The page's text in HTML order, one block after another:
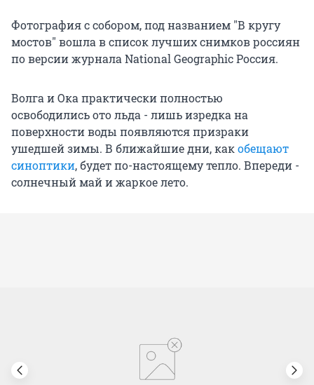
Фотография с собором, под названием "В кругу
мостов" вошла в список лучших снимков россиян
по версии журнала National Geographic Россия.
Волга и Ока практически полностью
освободились ото льда - лишь изредка на
поверхности воды появляются призраки
ушедшей зимы. В ближайшие дни, какобещают
синоптики, будет по-настоящему тепло. Впереди -
солнечный май и жаркое лето.